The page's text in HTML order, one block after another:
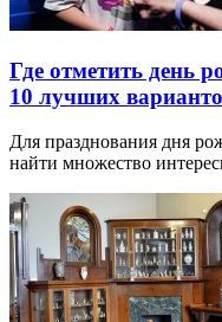
Где отметить день
10 лучших
Для празднования дня
найти множество